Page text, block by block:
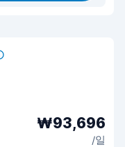
₩93,696
/일